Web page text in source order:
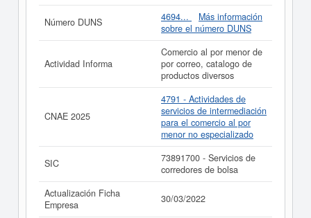
La última actualización del informe de empresa se ha
realizado el 30/03/2022.
Número DUNS 4694...
Más información
sobre el número DUNS
Actividad Informa
Comercio al por menor de
por correo, catalogo de
productos diversos
CNAE 2025
4791 - Actividades de
servicios de intermediación
para el comercio al por
menor no especializado
SIC
73891700 - Servicios de
corredores de bolsa
Actualización Ficha
Empresa
30/03/2022